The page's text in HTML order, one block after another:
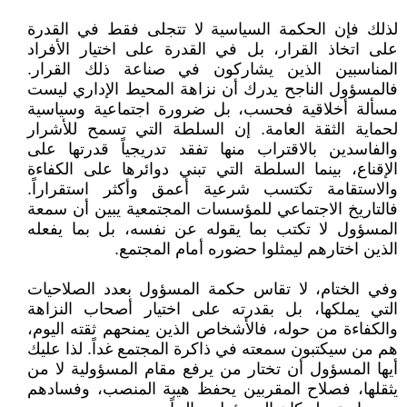
لذلك فإن الحكمة السياسية لا تتجلى فقط في القدرة
على اتخاذ القرار، بل في القدرة على اختيار الأفراد
المناسبين الذين يشاركون في صناعة ذلك القرار.
فالمسؤول الناجح يدرك أن نزاهة المحيط الإداري ليست
مسألة أخلاقية فحسب، بل ضرورة اجتماعية وسياسية
لحماية الثقة العامة. إن السلطة التي تسمح للأشرار
والفاسدين بالاقتراب منها تفقد تدريجياً قدرتها على
الإقناع، بينما السلطة التي تبني دوائرها على الكفاءة
والاستقامة تكتسب شرعية أعمق وأكثر استقراراً.
فالتاريخ الاجتماعي للمؤسسات المجتمعية يبين أن سمعة
المسؤول لا تكتب بما يقوله عن نفسه، بل بما يفعله
الذين اختارهم ليمثلوا حضوره أمام المجتمع.
وفي الختام، لا تقاس حكمة المسؤول بعدد الصلاحيات
التي يملكها، بل بقدرته على اختيار أصحاب النزاهة
والكفاءة من حوله، فالأشخاص الذين يمنحهم ثقته اليوم،
هم من سيكتبون سمعته في ذاكرة المجتمع غداً. لذا عليك
أيها المسؤول أن تختار من يرفع مقام المسؤولية لا من
يثقلها، فصلاح المقربين يحفظ هيبة المنصب، وفسادهم